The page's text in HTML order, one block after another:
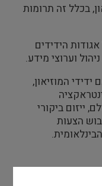
בכלל זה תרומות
הידידים
וערוצי מידע.
המוזיאון,
ייזום ביקורי
הצעות